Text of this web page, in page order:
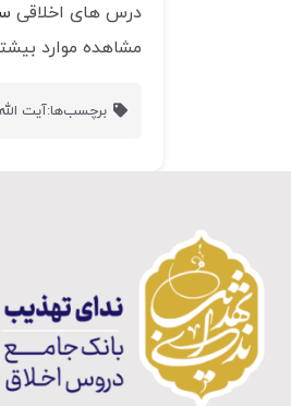
درس های اخلاقی
مشاهده موارد
برچسب‌ها:آیت